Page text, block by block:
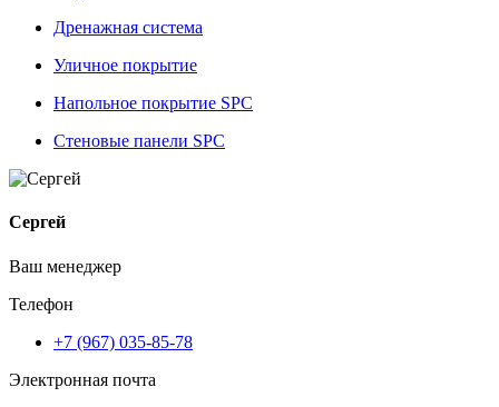
Дренажная система
Уличное покрытие
Напольное покрытие SPC
Стеновые панели SPC
Сергей
Ваш менеджер
Телефон
+7 (967) 035-85-78
Электронная почта